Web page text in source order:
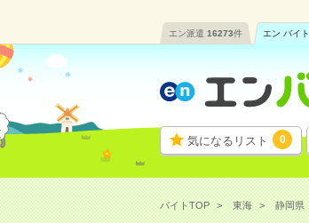
エン派遣 16273件 エン バイト
気になるリスト 0
バイトTOP 東海 静岡県